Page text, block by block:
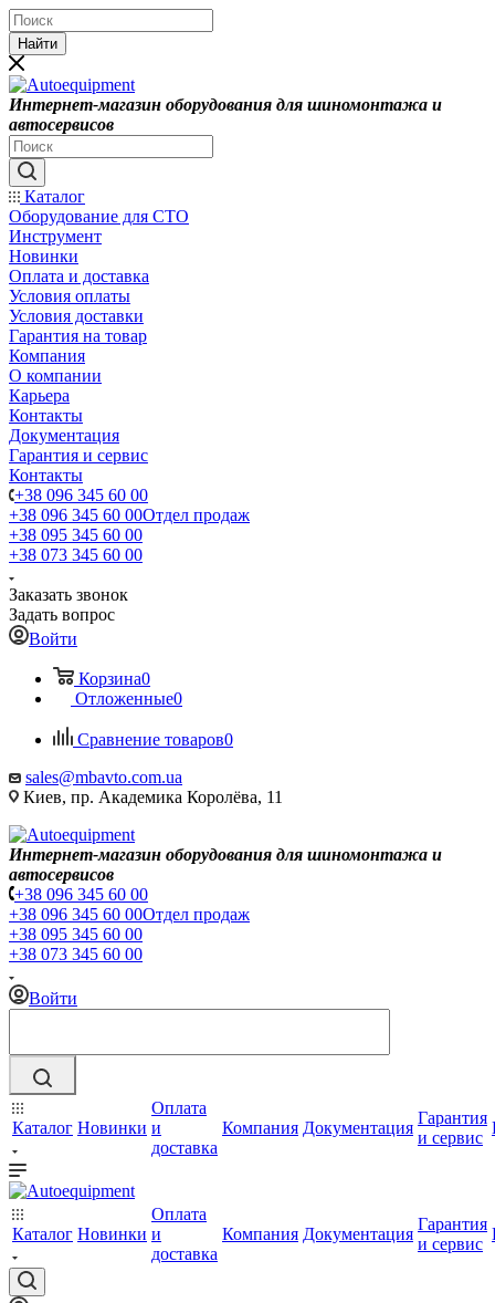
Найти
Интернет-магазин оборудования для шиномонтажа и
автосервисов
Каталог
Оборудование для СТО
Инструмент
Новинки
Оплата и доставка
Условия оплаты
Условия доставки
Гарантия на товар
Компания
О компании
Карьера
Контакты
Документация
Гарантия и сервис
Контакты
+38 096 345 60 00
+38 096 345 60 00Отдел продаж
+38 095 345 60 00
+38 073 345 60 00
Заказать звонок
Задать вопрос
Войти
Корзина0
Отложенные0
Сравнение товаров0
sales@mbavto.com.ua
Киев, пр. Академика Королёва, 11
Интернет-магазин оборудования для шиномонтажа и
автосервисов
+38 096 345 60 00
+38 096 345 60 00Отдел продаж
+38 095 345 60 00
+38 073 345 60 00
Войти
Каталог Новинки
Оплата
и
доставка
Компания Документация
Гарантия
и сервис
Каталог Новинки
Оплата
и
доставка
Компания Документация
Гарантия
и сервис